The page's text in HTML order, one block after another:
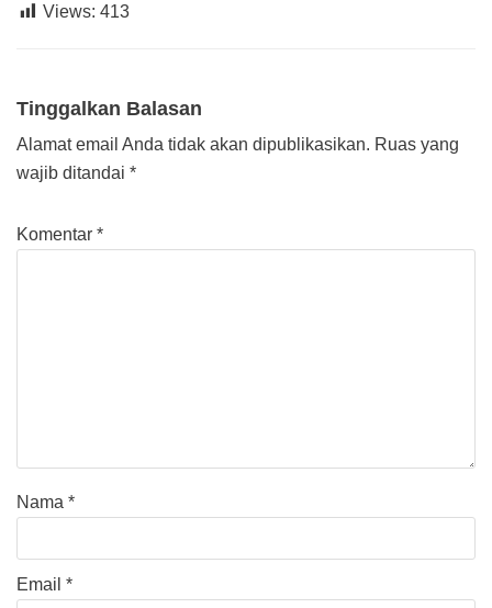
Views: 413
Tinggalkan Balasan
Alamat email Anda tidak akan dipublikasikan. Ruas yang
wajib ditandai *
Komentar *
Nama *
Email *